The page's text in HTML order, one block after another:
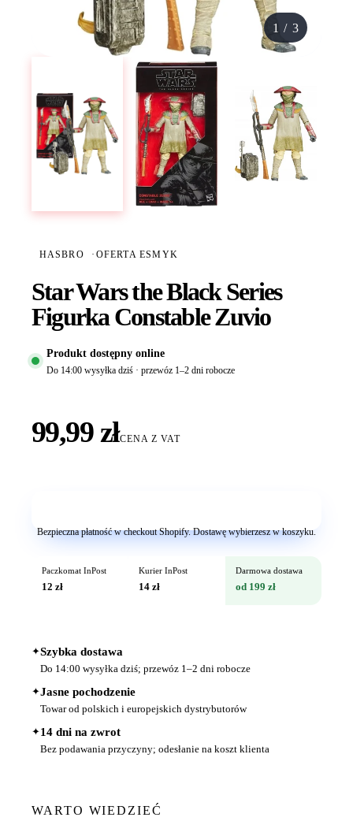
1 / 3
HASBRO · OFERTA ESMYK
Star Wars the Black Series
Figurka Constable Zuvio
Produkt dostępny online
Do 14:00 wysyłka dziś · przewóz 1–2 dni robocze
99,99 złCENA Z VAT
Bezpieczna płatność w checkout Shopify. Dostawę wybierzesz w koszyku.
Paczkomat InPost
12 zł
Kurier InPost
14 zł
Darmowa dostawa
od 199 zł
✦Szybka dostawa
Do 14:00 wysyłka dziś; przewóz 1–2 dni robocze
✦Jasne pochodzenie
Towar od polskich i europejskich dystrybutorów
✦14 dni na zwrot
Bez podawania przyczyny; odesłanie na koszt klienta
WARTO WIEDZIEĆ